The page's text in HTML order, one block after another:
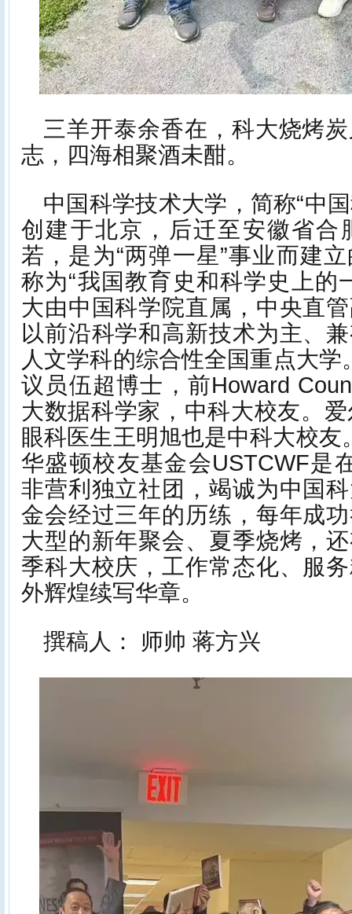
三羊开泰余香在，科大烧烤
志，四海相聚酒未酣。
中国科学技术大学，简称“中
创建于北京，后迁至安徽省合
若，是为“两弹一星”事业而建
称为“我国教育史和科学史上的
大由中国科学院直属，中央直
以前沿科学和高新技术为主、
人文学科的综合性全国重点大
议员伍超博士，前Howard
大数据科学家，中科大校友。
眼科医生王明旭也是中科大校
华盛顿校友基金会USTCWF是
非营利独立社团，竭诚为中国
金会经过三年的历练，每年成
大型的新年聚会、夏季烧烤，
季科大校庆，工作常态化、服
外辉煌续写华章。
撰稿人： 师帅 蒋方兴